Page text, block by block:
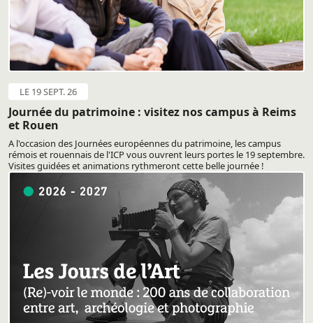
LE 19 SEPT. 26
Journée du patrimoine : visitez nos campus à Reims
et Rouen
A l'occasion des Journées européennes du patrimoine, les campus
rémois et rouennais de l'ICP vous ouvrent leurs portes le 19 septembre.
Visites guidées et animations rythmeront cette belle journée !